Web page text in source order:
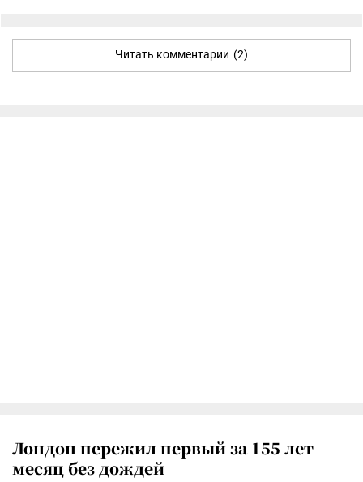
Читать комментарии (2)
Лондон пережил первый за 155 лет
месяц без дождей